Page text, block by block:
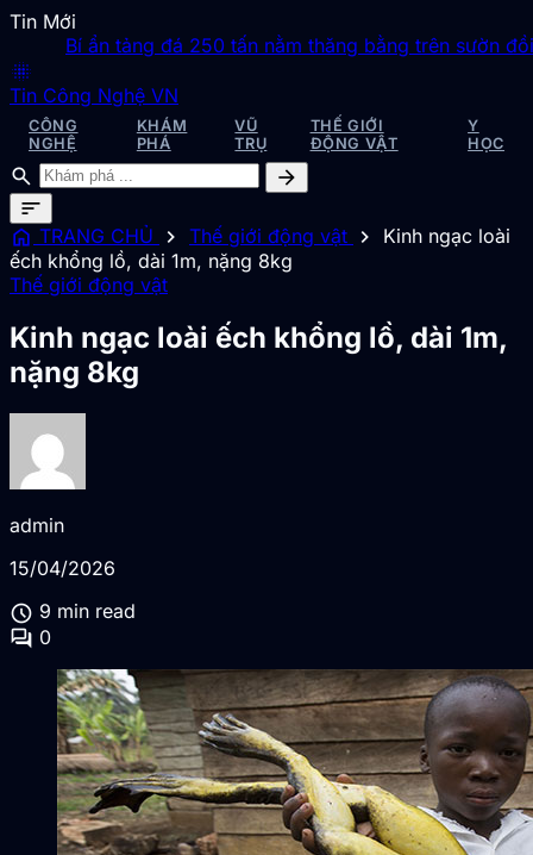
Tin Mới
Bí ẩn tảng đá 250 tấn nằm thăng bằng trên sườn đồi
blur_on
Tin Công Nghệ VN
CÔNG
NGHỆ
KHÁM
PHÁ
VŨ
TRỤ
THẾ GIỚI
ĐỘNG VẬT
Y
HỌC
search
arrow_forward
sort
home TRANG CHỦ chevron_right Thế giới động vật chevron_right
Kinh ngạc loài
ếch khổng lồ, dài 1m, nặng 8kg
Thế giới động vật
Kinh ngạc loài ếch khổng lồ, dài 1m,
nặng 8kg
admin
15/04/2026
schedule 9 min read
forum 0